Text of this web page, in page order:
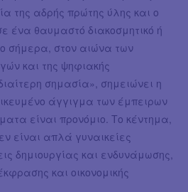
της αδρής πρώτης ύλης και ο
ένα θαυμαστό διακοσμητικό ή
σήμερα, στον αιώνα των
και της ψηφιακής
σημασία», σημειώνει η
άγγιγμα των έμπειρων
είναι προνόμιο. Το κέντημα,
είναι απλά γυναικείες
δημιουργίας και ενδυνάμωσης,
και οικονομικής